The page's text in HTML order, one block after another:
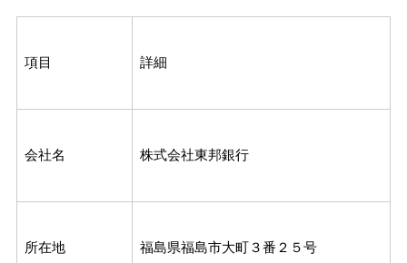
項目 詳細
会社名 株式会社東邦銀行
所在地 福島県福島市大町３番２５号